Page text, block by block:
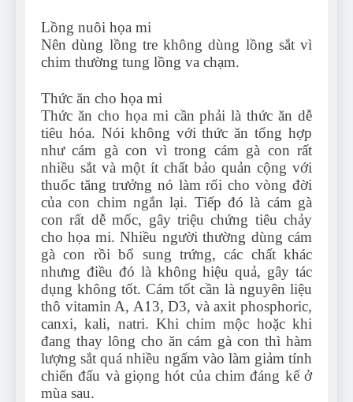
Lồng nuôi họa mi
Nên dùng lồng tre không dùng lồng sắt vì
chim thường tung lồng va chạm.
Thức ăn cho họa mi
Thức ăn cho họa mi cần phải là thức ăn dễ
tiêu hóa. Nói không với thức ăn tổng hợp
như cám gà con vì trong cám gà con rất
nhiều sắt và một ít chất bảo quản cộng với
thuốc tăng trưởng nó làm rối cho vòng đời
của con chim ngắn lại. Tiếp đó là cám gà
con rất dễ mốc, gây triệu chứng tiêu chảy
cho họa mi. Nhiều người thường dùng cám
gà con rồi bổ sung trứng, các chất khác
nhưng điều đó là không hiệu quả, gây tác
dụng không tốt. Cám tốt cần là nguyên liệu
thô vitamin A, A13, D3, và axit phosphoric,
canxi, kali, natri. Khi chim mộc hoặc khi
đang thay lông cho ăn cám gà con thì hàm
lượng sắt quá nhiều ngấm vào làm giảm tính
chiến đấu và giọng hót của chim đáng kể ở
mùa sau.